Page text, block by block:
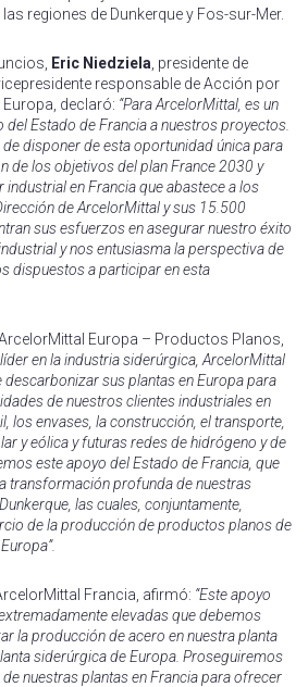
regiones de Dunkerque y Fos-sur-Mer.
Eric Niedziela , presidente de
responsable de Acción por
declaró: “Para ArcelorMittal, es un
Estado de Francia a nuestros proyectos.
disponer de esta oportunidad única para
de los objetivos del plan France 2030 y
en Francia que abastece a los
de ArcelorMittal y sus 15.500
sus esfuerzos en asegurar nuestro éxito
y nos entusiasma la perspectiva de
dispuestos a participar en esta
ArcelorMittal Europa – Productos Planos,
en la industria siderúrgica, ArcelorMittal
sus plantas en Europa para
de nuestros clientes industriales en
los envases, la construcción, el transporte,
y eólica y futuras redes de hidrógeno y de
este apoyo del Estado de Francia, que
transformación profunda de nuestras
las cuales, conjuntamente,
de la producción de productos planos de
ArcelorMittal Francia, afirmó: “Este apoyo
elevadas que debemos
la producción de acero en nuestra planta
siderúrgica de Europa. Proseguiremos
nuestras plantas en Francia para ofrecer